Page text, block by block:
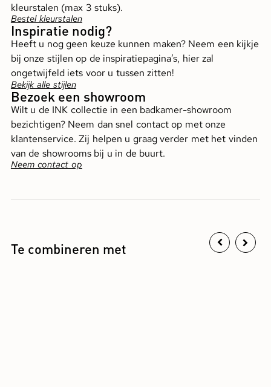
kleurstalen (max 3 stuks).
Bestel kleurstalen
Inspiratie nodig?
Heeft u nog geen keuze kunnen maken? Neem een kijkje
bij onze stijlen op de inspiratiepagina’s, hier zal
ongetwijfeld iets voor u tussen zitten!
Bekijk alle stijlen
Bezoek een showroom
Wilt u de INK collectie in een badkamer-showroom
bezichtigen? Neem dan snel contact op met onze
klantenservice. Zij helpen u graag verder met het vinden
van de showrooms bij u in de buurt.
Neem contact op
Te combineren met